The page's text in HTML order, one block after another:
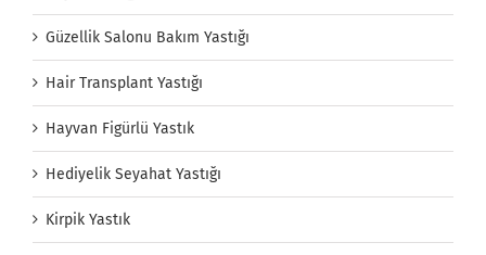
Güzellik Salonu Bakım Yastığı
Hair Transplant Yastığı
Hayvan Figürlü Yastık
Hediyelik Seyahat Yastığı
Kirpik Yastık